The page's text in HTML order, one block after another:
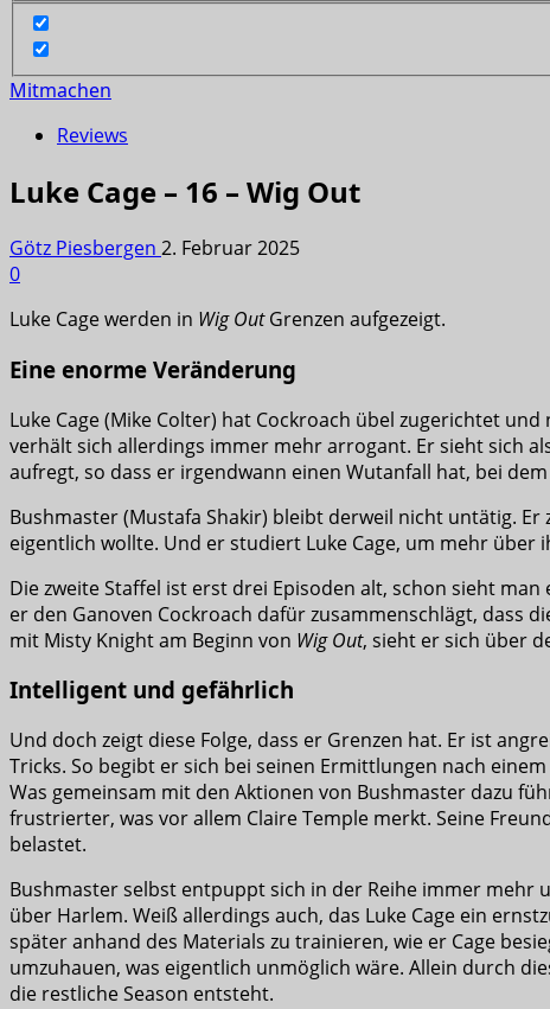
Mitmachen
Reviews
Luke Cage – 16 – Wig Out
Götz Piesbergen 2. Februar 2025
0
Luke Cage werden in Wig OutGrenzen aufgezeigt.
Eine enorme Veränderung
Luke Cage (Mike Colter) hat Cockroach übel zugerichtet
verhält sich allerdings immer mehr arrogant. Er sieht sich
aufregt, so dass er irgendwann einen Wutanfall hat, bei
Bushmaster (Mustafa Shakir) bleibt derweil nicht untätig.
eigentlich wollte. Und er studiert Luke Cage, um mehr
Die zweite Staffel ist erst drei Episoden alt, schon sieht
er den Ganoven Cockroach dafür zusammenschlägt, dass
mit Misty Knight am Beginn von Wig Out, sieht er sich über
Intelligent und gefährlich
Und doch zeigt diese Folge, dass er Grenzen hat. Er ist
Tricks. So begibt er sich bei seinen Ermittlungen nach
Was gemeinsam mit den Aktionen von Bushmaster dazu
frustrierter, was vor allem Claire Temple merkt. Seine
belastet.
Bushmaster selbst entpuppt sich in der Reihe immer mehr
über Harlem. Weiß allerdings auch, das Luke Cage ein
später anhand des Materials zu trainieren, wie er Cage
umzuhauen, was eigentlich unmöglich wäre. Allein durch
die restliche Season entsteht.